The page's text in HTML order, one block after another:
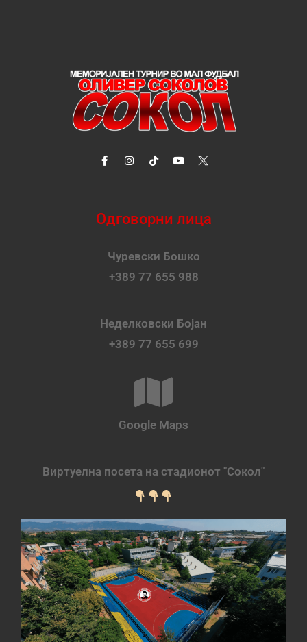
Одговорни лица
Чуревски Бошко
+389 77 655 988
Неделковски Бојан
+389 77 655 699
Google Maps
Виртуелна посета на стадионот "Сокол"